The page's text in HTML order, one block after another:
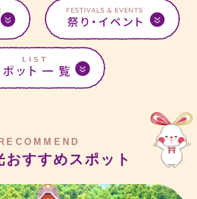
RECOMMEND
おすすめスポット